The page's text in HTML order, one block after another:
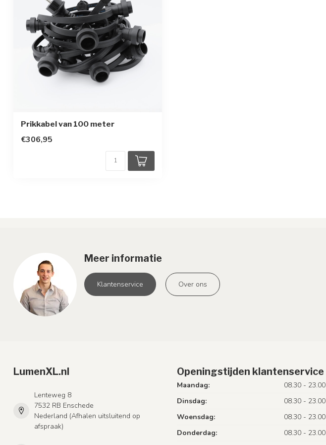
Prikkabel van 100 meter
€306,95
Meer informatie
Klantenservice Over ons
LumenXL.nl
Lenteweg 8
7532 RB Enschede
Nederland (Afhalen uitsluitend op
afspraak)
Openingstijden klantenservice
Maandag:
08.30 - 23.00
Dinsdag:
08.30 - 23.00
Woensdag:
08.30 - 23.00
Donderdag:
08.30 - 23.00